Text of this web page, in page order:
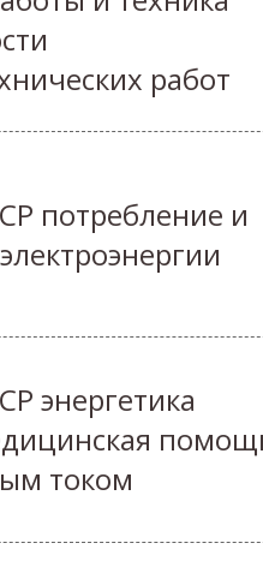
работ
потребление и
энергетика
током